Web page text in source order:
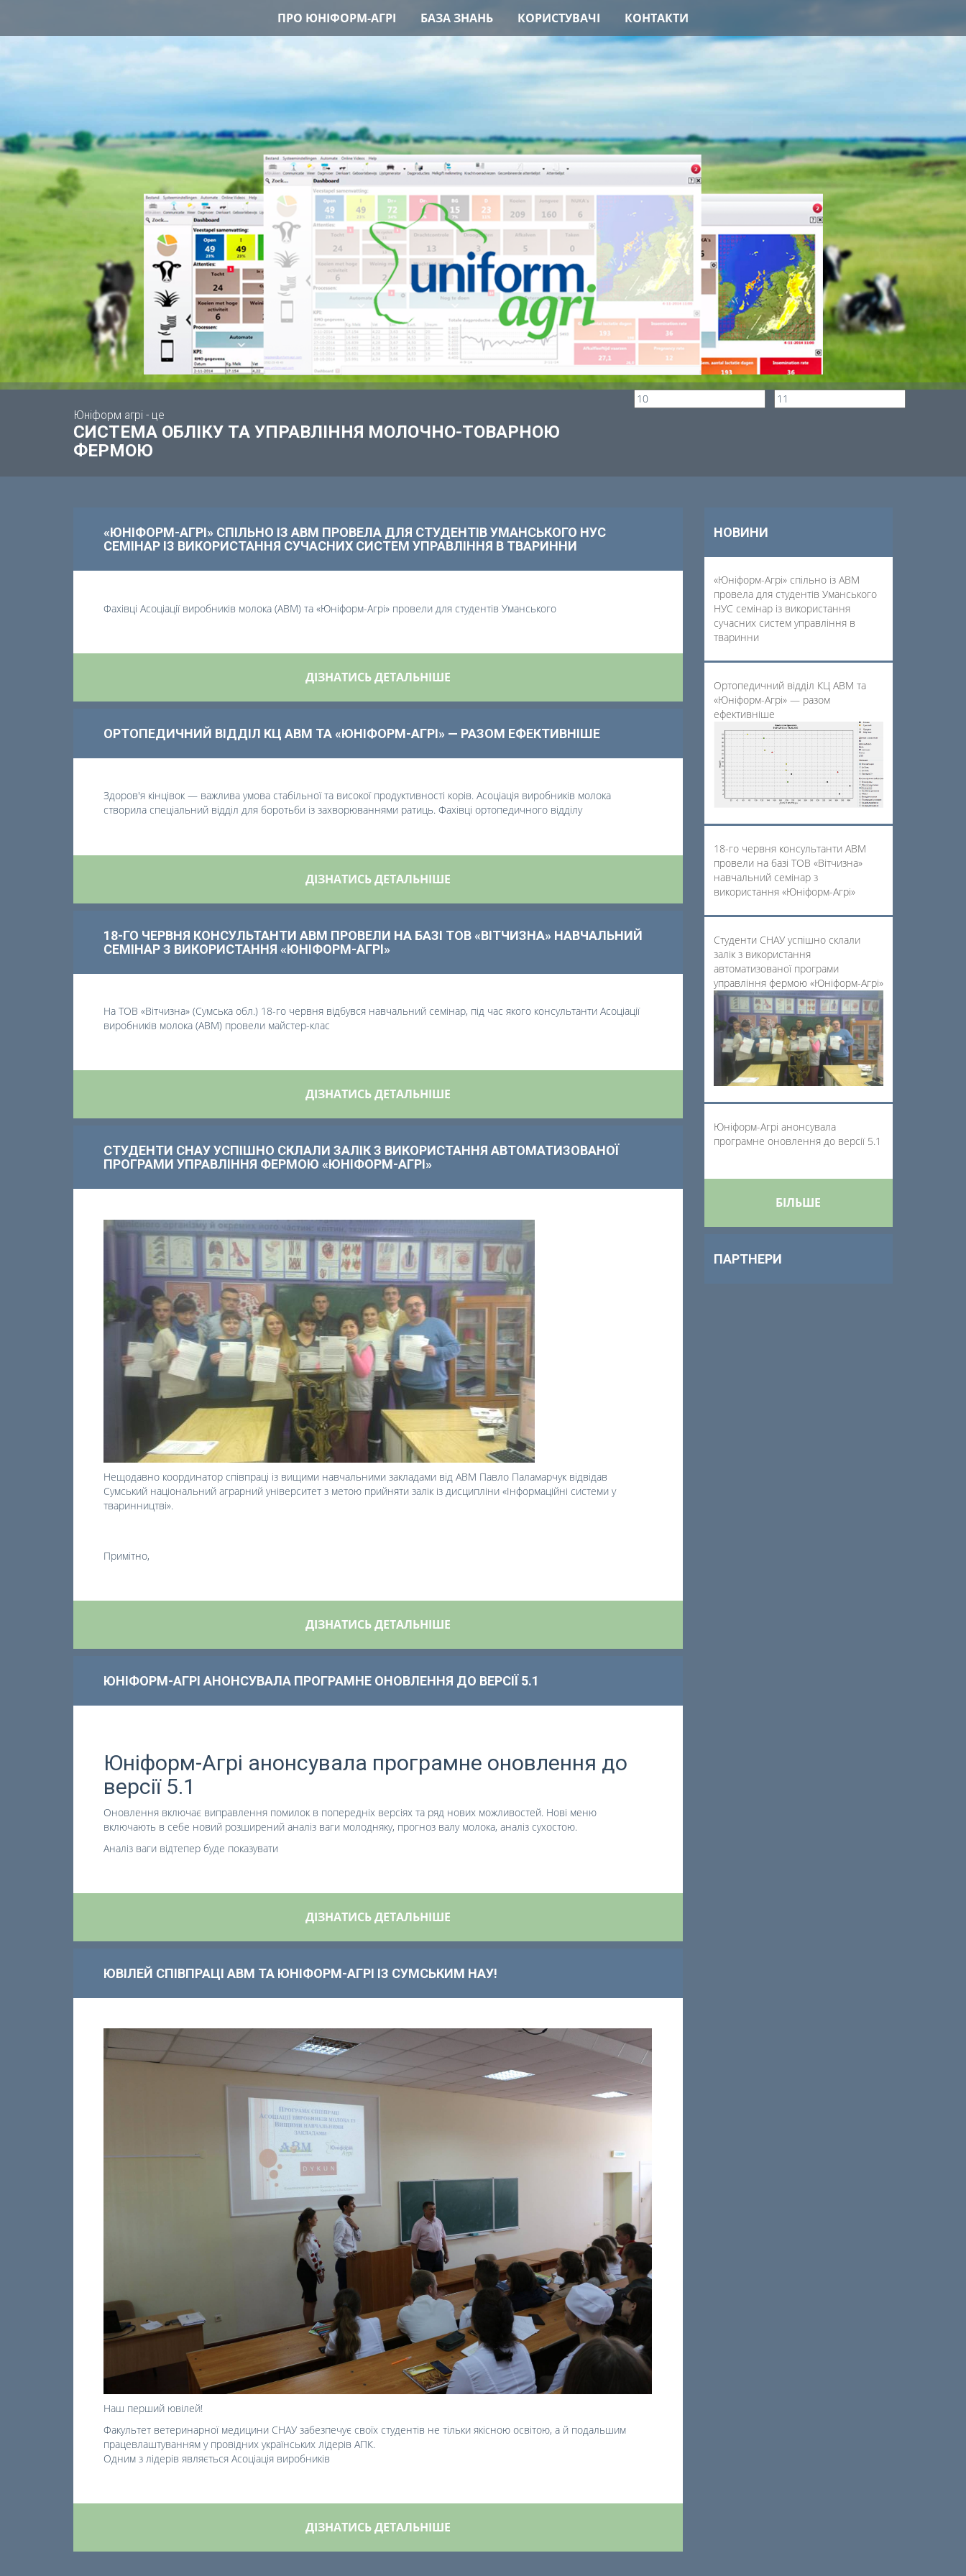
ПРО ЮНІФОРМ-АГРІ БАЗА ЗНАНЬ КОРИСТУВАЧІ КОНТАКТИ
Юніформ агрі - це
СИСТЕМА ОБЛІКУ ТА УПРАВЛІННЯ МОЛОЧНО-ТОВАРНОЮ
ФЕРМОЮ
«ЮНІФОРМ-АГРІ» СПІЛЬНО ІЗ АВМ ПРОВЕЛА ДЛЯ СТУДЕНТІВ УМАНСЬКОГО НУС
СЕМІНАР ІЗ ВИКОРИСТАННЯ СУЧАСНИХ СИСТЕМ УПРАВЛІННЯ В ТВАРИННИ
ФахівціАсоціації виробників молока (АВМ) та «Юніформ-Агрі» провели для студентівУманського
ДІЗНАТИСЬ ДЕТАЛЬНІШЕ
ОРТОПЕДИЧНИЙ ВІДДІЛ КЦ АВМ ТА «ЮНІФОРМ-АГРІ» — РАЗОМ ЕФЕКТИВНІШЕ
Здоров'я кінцівок ― важлива умова стабільної та високої продуктивності корів.Асоціація виробників молока
створила спеціальний відділ для боротьби із захворюваннями ратиць. Фахівці ортопедичного відділу
ДІЗНАТИСЬ ДЕТАЛЬНІШЕ
18-ГО ЧЕРВНЯ КОНСУЛЬТАНТИ АВМ ПРОВЕЛИ НА БАЗІ ТОВ «ВІТЧИЗНА» НАВЧАЛЬНИЙ
СЕМІНАР З ВИКОРИСТАННЯ «ЮНІФОРМ-АГРІ»
На ТОВ «Вітчизна» (Сумська обл.) 18-го червня відбувся навчальний семінар, під час якого консультантиАсоціації
виробників молока (АВМ) провели майстер-клас
ДІЗНАТИСЬ ДЕТАЛЬНІШЕ
СТУДЕНТИ СНАУ УСПІШНО СКЛАЛИ ЗАЛІК З ВИКОРИСТАННЯ АВТОМАТИЗОВАНОЇ
ПРОГРАМИ УПРАВЛІННЯ ФЕРМОЮ «ЮНІФОРМ-АГРІ»
Нещодавно координатор співпраці із вищими навчальними закладами від АВМ Павло Паламарчук відвідав
Сумський національний аграрний університет з метою прийняти залік із дисципліни «Інформаційні системи у
тваринництві».
Примітно,
ДІЗНАТИСЬ ДЕТАЛЬНІШЕ
ЮНІФОРМ-АГРІ АНОНСУВАЛА ПРОГРАМНЕ ОНОВЛЕННЯ ДО ВЕРСІЇ 5.1
Юніформ-Агрі анонсувала програмне оновлення до
версії 5.1
Оновлення включає виправлення помилок в попередніх версіях та ряд нових можливостей. Нові меню
включають в себе новий розширений аналіз ваги молодняку, прогноз валу молока, аналіз сухостою.
Аналіз ваги відтепер буде показувати
ДІЗНАТИСЬ ДЕТАЛЬНІШЕ
ЮВІЛЕЙ СПІВПРАЦІ АВМ ТА ЮНІФОРМ-АГРІ ІЗ СУМСЬКИМ НАУ!
Наш перший ювілей!
Факультет ветеринарної медицини СНАУ забезпечує своїх студентів не тільки якісною освітою, а й подальшим
працевлаштуванням у провідних українських лідерів АПК.
Одним з лідерів являється Асоціація виробників
ДІЗНАТИСЬ ДЕТАЛЬНІШЕ
НОВИНИ
«Юніформ-Агрі» спільно із АВМ
провела для студентів Уманського
НУС семінар із використання
сучасних систем управління в
тваринни
Ортопедичний відділ КЦ АВМ та
«Юніформ-Агрі» — разом
ефективніше
18-го червня консультанти АВМ
провели на базі ТОВ «Вітчизна»
навчальний семінар з
використання «Юніформ-Агрі»
Студенти СНАУ успішно склали
залік з використання
автоматизованої програми
управління фермою «Юніформ-Агрі»
Юніформ-Агрі анонсувала
програмне оновлення до версії 5.1
БІЛЬШЕ
ПАРТНЕРИ